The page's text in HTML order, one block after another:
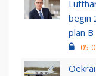
begin
plan B
05-